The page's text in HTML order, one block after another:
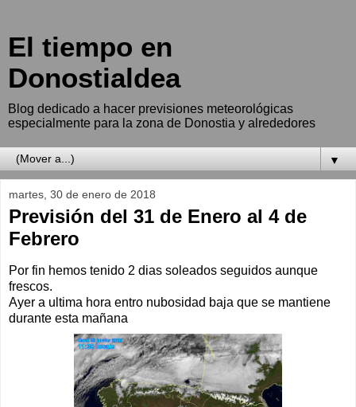
El tiempo en
Donostialdea
Blog dedicado a hacer previsiones meteorológicas
especialmente para la zona de Donostia y alrededores
▼
martes, 30 de enero de 2018
Previsión del 31 de Enero al 4 de
Febrero
Por fin hemos tenido 2 dias soleados seguidos aunque
frescos.
Ayer a ultima hora entro nubosidad baja que se mantiene
durante esta mañana